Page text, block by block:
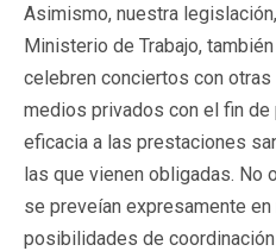
Asimismo, nuestra
Ministerio de Trabajo,
celebren conciertos con
medios privados con el fin de
eficacia a las prestaciones
las que vienen obligadas. No
se preveían expresamente
posibilidades de